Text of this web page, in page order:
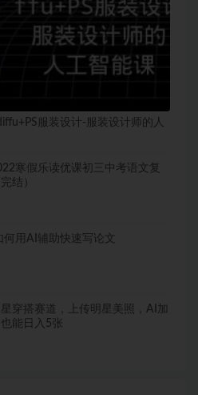
服装设计-服装设计师的人
寒假乐读优课初三中考语文复
结）
何用AI辅助快速写论文
穿搭赛道，上传明星美照，AI加
能日入5张